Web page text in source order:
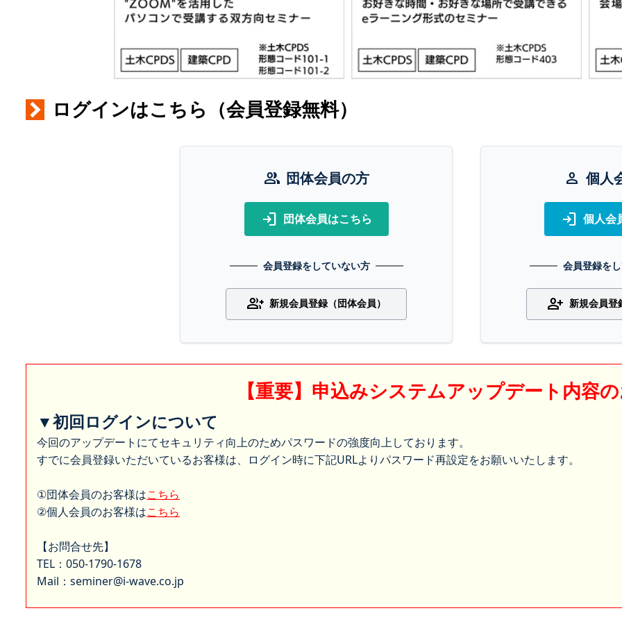
ログインはこちら（会員登録無料）
group 団体会員の方
login 団体会員はこちら
会員登録をしていない方
group_add 新規会員登録（団体会員）
person 個人
login 個人会
会員登録を
person_add 新規会員登
【重要】申込みシステムアップデート内容
▼初回ログインについて
今回のアップデートにてセキュリティ向上のためパスワードの強度向上しております。
すでに会員登録いただいているお客様は、ログイン時に下記URLよりパスワード再設定をお願いいたします。
①団体会員のお客様はこちら
②個人会員のお客様はこちら
【お問合せ先】
TEL：050-1790-1678
Mail：seminer@i-wave.co.jp